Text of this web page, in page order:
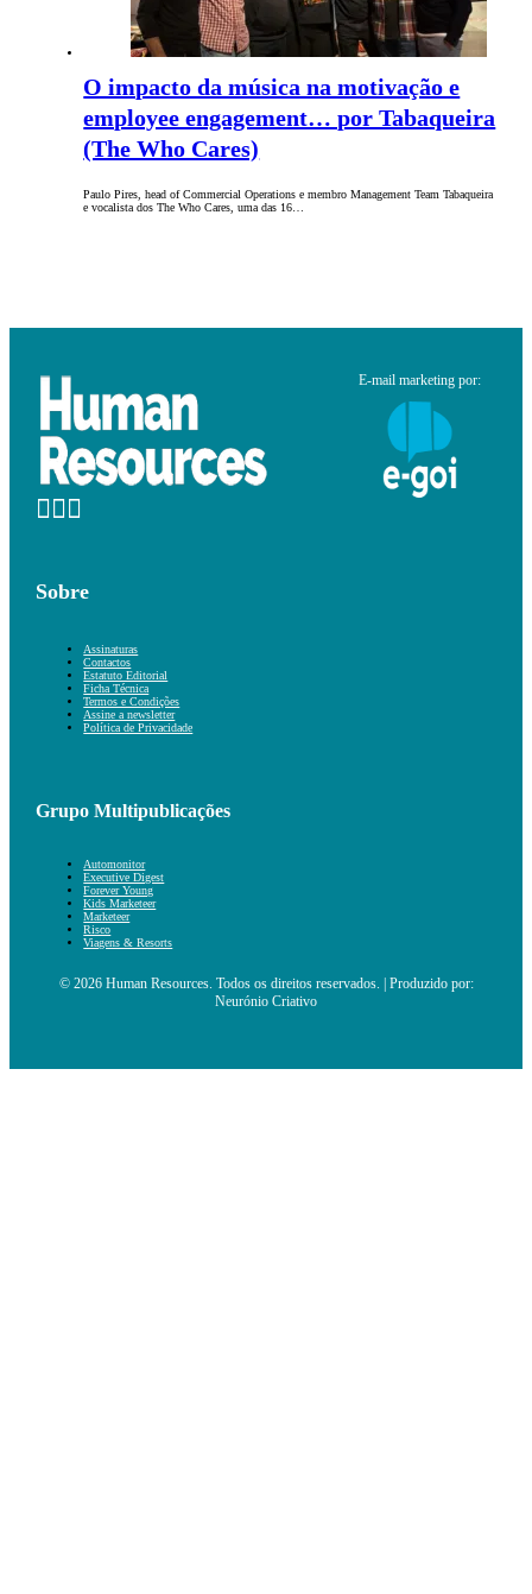
O impacto da música na motivação e
employee engagement… por Tabaqueira
(The Who Cares)
Paulo Pires, head of Commercial Operations e membro Management Team Tabaqueira
e vocalista dos The Who Cares, uma das 16…
E-mail marketing por:
Sobre
Assinaturas
Contactos
Estatuto Editorial
Ficha Técnica
Termos e Condições
Assine a newsletter
Política de Privacidade
Grupo Multipublicações
Automonitor
Executive Digest
Forever Young
Kids Marketeer
Marketeer
Risco
Viagens & Resorts
© 2026 Human Resources. Todos os direitos reservados. | Produzido por:
Neurónio Criativo